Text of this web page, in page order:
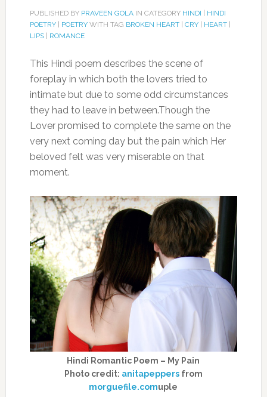
PUBLISHED BY PRAVEEN GOLAIN CATEGORY HINDI
HINDI
POETRY| POETRYWITH TAG BROKEN HEART| CRY| HEART|
LIPS| ROMANCE
This Hindi poem describes the scene of
foreplay in which both the lovers tried to
intimate but due to some odd circumstances
they had to leave in between.Though the
Lover promised to complete the same on the
very next coming day but the pain which Her
beloved felt was very miserable on that
moment.
Hindi Romantic Poem – My Pain
Photo credit: anitapeppersfrom
morguefile.comuple